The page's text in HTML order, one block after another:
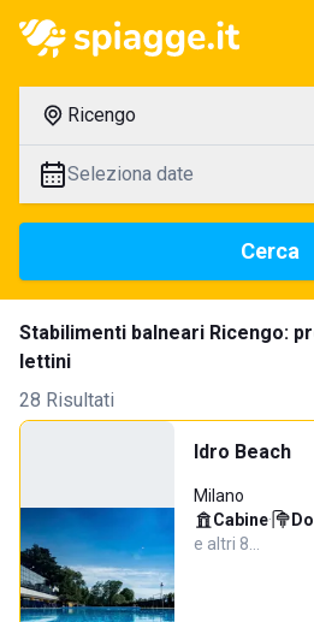
Ricengo
Seleziona date
Cerca
Stabilimenti balneari Ricengo:
lettini
28 Risultati
Idro Beach
Milano
Cabine·
e altri 8…